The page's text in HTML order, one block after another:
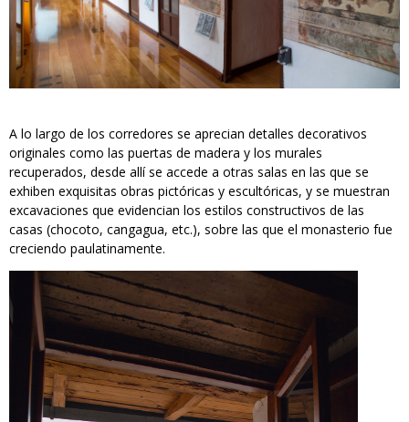
A lo largo de los corredores se aprecian detalles decorativos
originales como las puertas de madera y los murales
recuperados, desde allí se accede a otras salas en las que se
exhiben exquisitas obras pictóricas y escultóricas, y se muestran
excavaciones que evidencian los estilos constructivos de las
casas (chocoto, cangagua, etc.), sobre las que el monasterio fue
creciendo paulatinamente.